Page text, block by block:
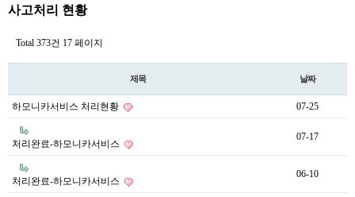
사고처리 현황
Total 373건 17 페이지
제목 날짜
하모니카서비스 처리현황 07-25
처리완료-하모니카서비스
07-17
처리완료-하모니카서비스
06-10